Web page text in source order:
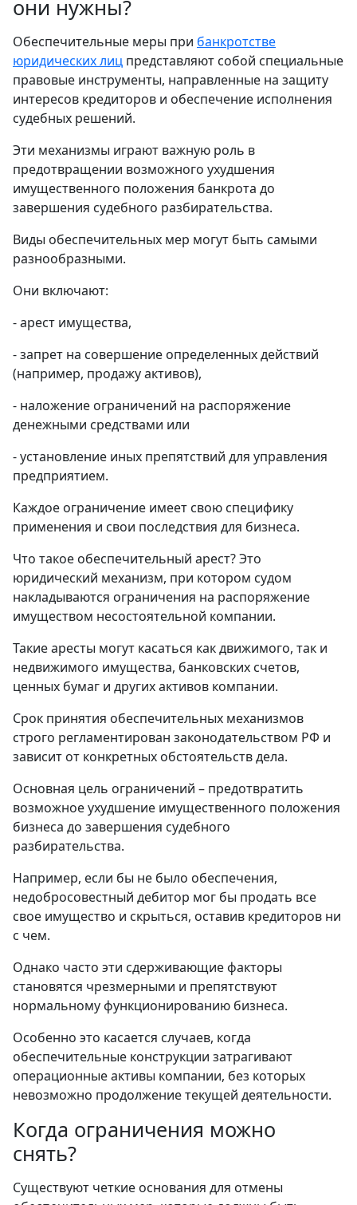
они нужны?
Обеспечительные меры при банкротстве
юридических лиц представляют собой специальные
правовые инструменты, направленные на защиту
интересов кредиторов и обеспечение исполнения
судебных решений.
Эти механизмы играют важную роль в
предотвращении возможного ухудшения
имущественного положения банкрота до
завершения судебного разбирательства.
Виды обеспечительных мер могут быть самыми
разнообразными.
Они включают:
- арест имущества,
- запрет на совершение определенных действий
(например, продажу активов),
- наложение ограничений на распоряжение
денежными средствами или
- установление иных препятствий для управления
предприятием.
Каждое ограничение имеет свою специфику
применения и свои последствия для бизнеса.
Что такое обеспечительный арест? Это
юридический механизм, при котором судом
накладываются ограничения на распоряжение
имуществом несостоятельной компании.
Такие аресты могут касаться как движимого, так и
недвижимого имущества, банковских счетов,
ценных бумаг и других активов компании.
Срок принятия обеспечительных механизмов
строго регламентирован законодательством РФ и
зависит от конкретных обстоятельств дела.
Основная цель ограничений – предотвратить
возможное ухудшение имущественного положения
бизнеса до завершения судебного
разбирательства.
Например, если бы не было обеспечения,
недобросовестный дебитор мог бы продать все
свое имущество и скрыться, оставив кредиторов ни
с чем.
Однако часто эти сдерживающие факторы
становятся чрезмерными и препятствуют
нормальному функционированию бизнеса.
Особенно это касается случаев, когда
обеспечительные конструкции затрагивают
операционные активы компании, без которых
невозможно продолжение текущей деятельности.
Когда ограничения можно
снять?
Существуют четкие основания для отмены